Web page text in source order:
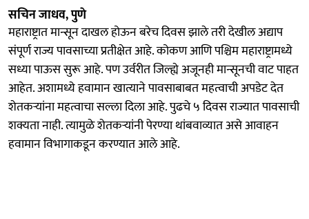
सचिन जाधव, पुणे
महाराष्ट्रात मान्सून दाखल होऊन बरेच दिवस झाले तरी देखील अद्याप
संपूर्ण राज्य पावसाच्या प्रतीक्षेत आहे. कोकण आणि पश्चिम महाराष्ट्रामध्ये
सध्या पाऊस सुरू आहे. पण उर्वरीत जिल्ह्ये अजूनही मान्सूनची वाट पाहत
आहेत. अशामध्ये हवामान खात्याने पावसाबाबत महत्वाची अपडेट देत
शेतकऱ्यांना महत्वाचा सल्ला दिला आहे. पुढचे ५ दिवस राज्यात पावसाची
शक्यता नाही. त्यामुळे शेतकऱ्यांनी पेरण्या थांबवाव्यात असे आवाहन
हवामान विभागाकडून करण्यात आले आहे.